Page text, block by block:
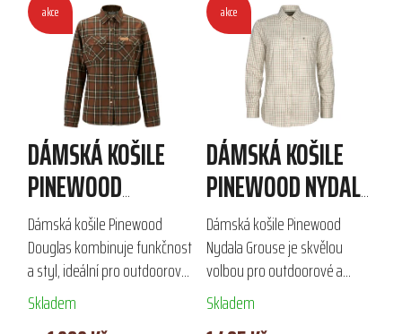
akce
DÁMSKÁ KOŠILE
PINEWOOD
DOUGLAS
Dámská košile Pinewood
Douglas kombinuje funkčnost
a styl, ideální pro outdoorové
aktivity. Díky membráně
poskytuje voděodolnost a
Skladem
akce
DÁMSKÁ KOŠILE
PINEWOOD NYDALA
GROUSE
Dámská košile Pinewood
Nydala Grouse je skvělou
volbou pro outdoorové a
lovecké aktivity. Vyrobena z
příjemného materiálu (50%
Skladem